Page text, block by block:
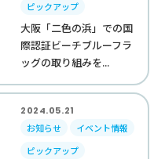
ピックアップ
大阪「二色の浜」での国
際認証ビーチブルーフラ
ッグの取り組みを...
2024.05.21
お知らせ
イベント情報
ピックアップ